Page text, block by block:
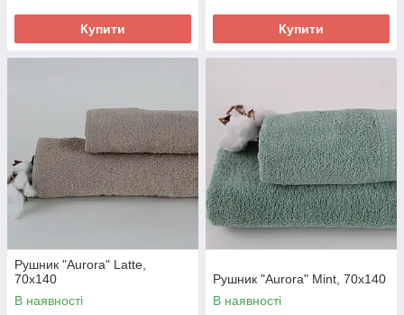
Купити Купити
Рушник "Aurora" Latte,
70x140
В наявності
Рушник "Aurora" Mint, 70x140
В наявності